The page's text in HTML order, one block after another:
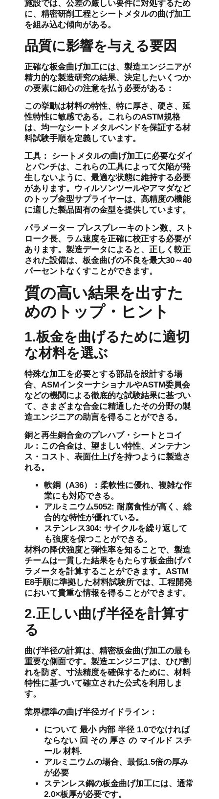
施設では、公差の厳しい要件に対処するため
に、精密研削工程とシートメタルの曲げ加工
を組み込む傾向がある。
品質に影響を与える要因
正確な板金曲げ加工には、製造エンジニアが
精力的な製造研究の結果、決定したいくつか
の要素に細心の注意を払う必要がある：
この挙動は材料の特性、特に厚さ、硬さ、延
性特性に敏感である。これらのASTM規格
は、均一なシートメタルベンドを保証する材
料試験手順を定義しています。
工具：
シートメタルの曲げ加工に必要なダイ
とパンチは、これらの工具によって欠陥が発
生しないように、最適な状態に維持する必要
があります。ウィルソンツールやアマダなど
のトップ金型サプライヤーは、高精度の機能
に適した製品固有の金型を提供しています。
パラメーター プレスブレーキのトン数、スト
ローク長、ラム速度を正確に校正する必要が
あります。製造データによると、正しく較正
された設備は、板金曲げの不良を最大30～40
パーセントなくすことができます。
質の高い結果を出すた
めのトップ・ヒント
1.板金を曲げるために適切
な材料を選ぶ
特殊な加工を必要とする部品を設計する場
合、ASMインターナショナルやASTM委員会
などの機関による徹底的な試験結果に基づい
て、さまざまな合金に精通したその分野の製
造エンジニアの助言を得ることができる。
銅と再生銅合金のプレハブ・シートとコイ
ル：この合金は、望ましい特性、メンテナン
ス・コスト、表面仕上げを持つように製造さ
れる。
軟鋼（A36）：柔軟性に優れ、複雑な作
業にも対応できる。
アルミニウム5052: 耐腐食性が高く、総
合的な特性が優れている。
ステンレス304: サイクルを繰り返して
も強度を保つことができる。
材料の降伏強度と弾性率を知ることで、製造
チームは一貫した結果をもたらす板金曲げパ
ラメータを計算することができます。ASTM
E8手順に準拠した材料試験所では、工程開発
において貴重な情報を得ることができます。
2.正しい曲げ半径を計算す
る
曲げ半径の計算は、精密板金曲げ加工の最も
重要な側面です。製造エンジニアは、ひび割
れを防ぎ、寸法精度を確保するために、材料
特性に基づいて確立された公式を利用しま
す。
業界標準の曲げ半径ガイドライン：
について 最小 内部 半径1.0でなければ
ならない 回 その 厚さ の マイルド スチ
ール 材料.
アルミニウムの場合、最低1.5倍の厚み
が必要
ステンレス鋼の板金曲げ加工には、通常
2.0×板厚が必要です。